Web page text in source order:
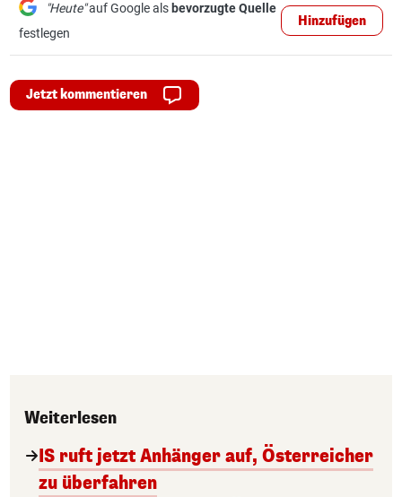
"Heute"auf Google als bevorzugte Quelle
festlegen
Hinzufügen
Jetzt kommentieren
Weiterlesen
IS ruft jetzt Anhänger auf, Österreicher
zu überfahren